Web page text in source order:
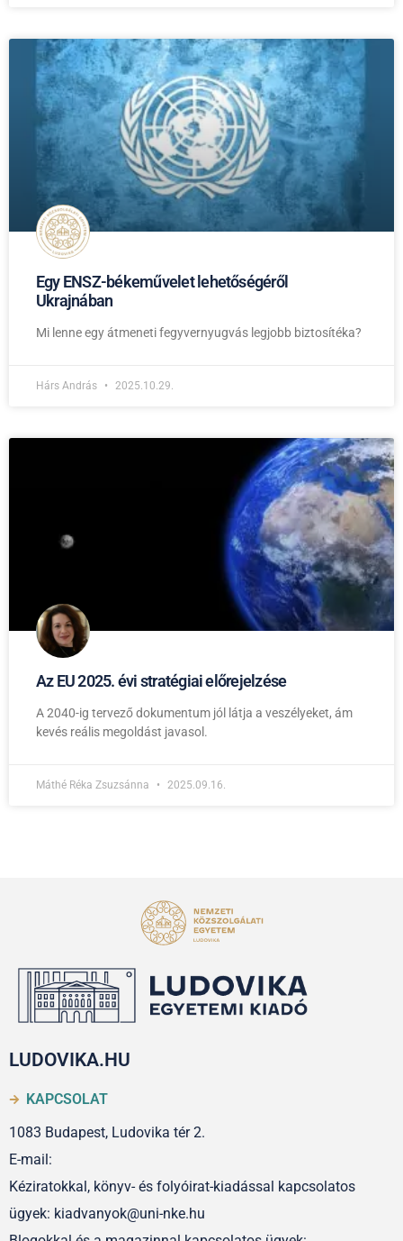
Egy ENSZ-békeművelet lehetőségéről
Ukrajnában
Mi lenne egy átmeneti fegyvernyugvás legjobb biztosítéka?
Hárs András 2025.10.29.
Az EU 2025. évi stratégiai előrejelzése
A 2040-ig tervező dokumentum jól látja a veszélyeket, ám
kevés reális megoldást javasol.
Máthé Réka Zsuzsánna 2025.09.16.
LUDOVIKA.HU
KAPCSOLAT
1083 Budapest, Ludovika tér 2.
E-mail:
Kéziratokkal, könyv- és folyóirat-kiadással kapcsolatos
ügyek: kiadvanyok@uni-nke.hu